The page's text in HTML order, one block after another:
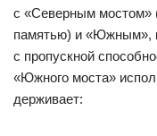
с «Северным мостом»
памятью) и «Южным»,
с пропускной
«Южного моста»
держивает: